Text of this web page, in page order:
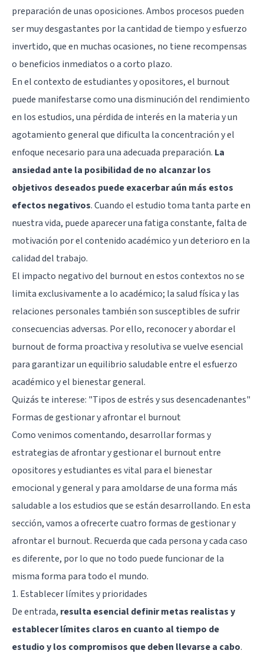
preparación de unas oposiciones. Ambos procesos pueden
ser muy desgastantes por la cantidad de tiempo y esfuerzo
invertido, que en muchas ocasiones, no tiene recompensas
o beneficios inmediatos o a corto plazo.
En el contexto de estudiantes y opositores, el burnout
puede manifestarse como una disminución del rendimiento
en los estudios, una pérdida de interés en la materia y un
agotamiento general que dificulta la concentración y el
enfoque necesario para una adecuada preparación. La
ansiedad ante la posibilidad de no alcanzar los
objetivos deseados puede exacerbar aún más estos
efectos negativos. Cuando el estudio toma tanta parte en
nuestra vida, puede aparecer una fatiga constante, falta de
motivación por el contenido académico y un deterioro en la
calidad del trabajo.
El impacto negativo del burnout en estos contextos no se
limita exclusivamente a lo académico; la salud física y las
relaciones personales también son susceptibles de sufrir
consecuencias adversas. Por ello, reconocer y abordar el
burnout de forma proactiva y resolutiva se vuelve esencial
para garantizar un equilibrio saludable entre el esfuerzo
académico y el bienestar general.
Quizás te interese: "Tipos de estrés y sus desencadenantes"
Formas de gestionar y afrontar el burnout
Como venimos comentando, desarrollar formas y
estrategias de afrontar y gestionar el burnout entre
opositores y estudiantes es vital para el bienestar
emocional y general y para amoldarse de una forma más
saludable a los estudios que se están desarrollando. En esta
sección, vamos a ofrecerte cuatro formas de gestionar y
afrontar el burnout. Recuerda que cada persona y cada caso
es diferente, por lo que no todo puede funcionar de la
misma forma para todo el mundo.
1. Establecer límites y prioridades
De entrada, resulta esencial definir metas realistas y
establecer límites claros en cuanto al tiempo de
estudio y los compromisos que deben llevarse a cabo.